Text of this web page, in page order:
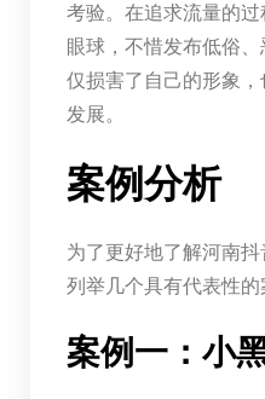
考验。在追求流量的过
眼球，不惜发布低俗
仅损害了自己的形象
发展。
案例分析
为了更好地了解河南
列举几个具有代表性的
案例一：小